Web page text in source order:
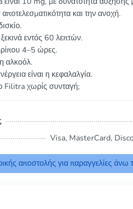
και την ανοχή.
εντός 60 λεπτών.
4–5 ώρες.
αλκοόλ.
είναι η κεφαλαλγία.
Filitra χωρίς συνταγή;
Visa, MasterCard,
αποστολής για παραγγελίες